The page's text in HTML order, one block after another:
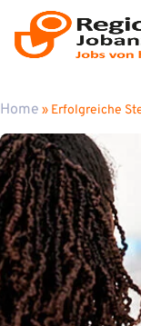
Home » Erfolgreiche